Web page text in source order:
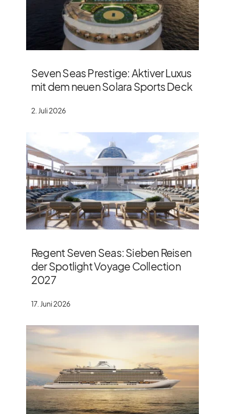
Seven Seas Prestige: Aktiver Luxus
mit dem neuen Solara Sports Deck
2. Juli 2026
Regent Seven Seas: Sieben Reisen
der Spotlight Voyage Collection
2027
17. Juni 2026